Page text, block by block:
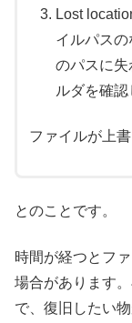
Lost
イルパス
のパスに失
ルダを確認
ファイルが上
とのことです。
時間が経つとフ
場合があります
で、復旧したい